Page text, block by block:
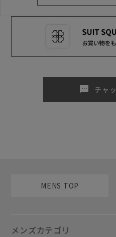
sms チャ
MENS TOP
メンズカテゴリ